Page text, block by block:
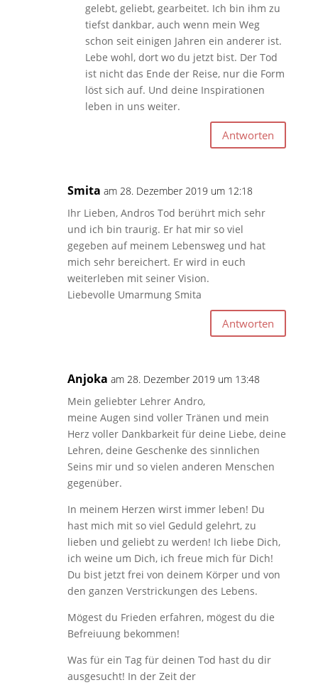
gelebt, geliebt, gearbeitet. Ich bin ihm zu
tiefst dankbar, auch wenn mein Weg
schon seit einigen Jahren ein anderer ist.
Lebe wohl, dort wo du jetzt bist. Der Tod
ist nicht das Ende der Reise, nur die Form
löst sich auf. Und deine Inspirationen
leben in uns weiter.
Antworten
Smita am 28. Dezember 2019 um 12:18
Ihr Lieben, Andros Tod berührt mich sehr
und ich bin traurig. Er hat mir so viel
gegeben auf meinem Lebensweg und hat
mich sehr bereichert. Er wird in euch
weiterleben mit seiner Vision.
Liebevolle Umarmung Smita
Antworten
Anjoka am 28. Dezember 2019 um 13:48
Mein geliebter Lehrer Andro,
meine Augen sind voller Tränen und mein
Herz voller Dankbarkeit für deine Liebe, deine
Lehren, deine Geschenke des sinnlichen
Seins mir und so vielen anderen Menschen
gegenüber.
In meinem Herzen wirst immer leben! Du
hast mich mit so viel Geduld gelehrt, zu
lieben und geliebt zu werden! Ich liebe Dich,
ich weine um Dich, ich freue mich für Dich!
Du bist jetzt frei von deinem Körper und von
den ganzen Verstrickungen des Lebens.
Mögest du Frieden erfahren, mögest du die
Befreiuung bekommen!
Was für ein Tag für deinen Tod hast du dir
ausgesucht! In der Zeit der